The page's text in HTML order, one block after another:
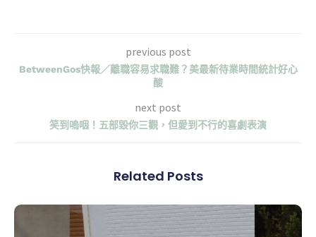
previous post
BetweenGos快報／離職容易求職難？美最新待業時間統計好心
酸
next post
笑到嗚咽！五部毀你三觀，但愛到不行的喜劇表演
Related Posts